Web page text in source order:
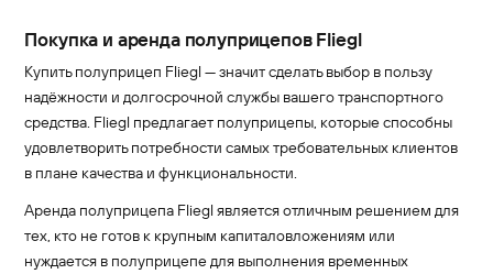
Покупка и аренда полуприцепов Fliegl
Купить полуприцеп Fliegl — значит сделать выбор в пользу
надёжности и долгосрочной службы вашего транспортного
средства. Fliegl предлагает полуприцепы, которые способны
удовлетворить потребности самых требовательных клиентов
в плане качества и функциональности.
Аренда полуприцепа Fliegl является отличным решением для
тех, кто не готов к крупным капиталовложениям или
нуждается в полуприцепе для выполнения временных